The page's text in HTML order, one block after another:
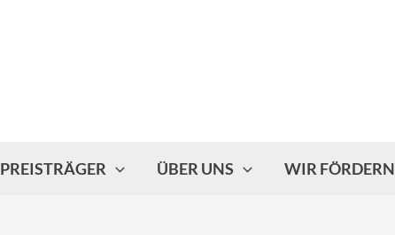
PREISTRÄGER ÜBER UNS WIR FÖRDERN